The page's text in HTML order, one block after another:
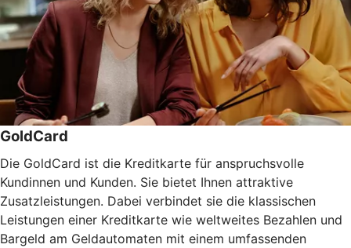
GoldCard
Die GoldCard ist die Kreditkarte für anspruchsvolle
Kundinnen und Kunden. Sie bietet Ihnen attraktive
Zusatzleistungen. Dabei verbindet sie die klassischen
Leistungen einer Kreditkarte wie weltweites Bezahlen und
Bargeld am Geldautomaten mit einem umfassenden